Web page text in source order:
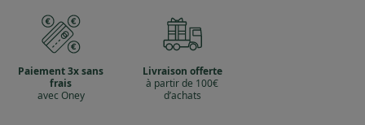
Paiement 3x sans
frais
avec Oney
Livraison offerte
à partir de 100€
d’achats